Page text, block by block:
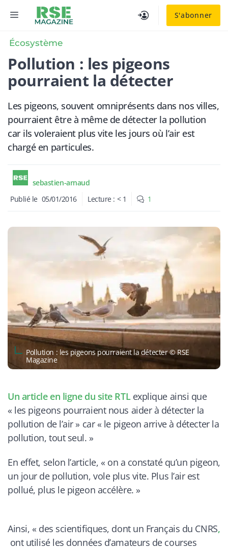
S'abonner
MENU
Écosystème
Pollution : les pigeons
pourraient la détecter
Les pigeons, souvent omniprésents dans nos villes,
pourraient être à même de détecter la pollution
car ils voleraient plus vite les jours où l’air est
chargé en particules.
sebastien-arnaud
Publié le 05/01/2016 Lecture : < 1 1
Pollution : les pigeons pourraient la détecter © RSE
Magazine
Un article en ligne du site RTL explique ainsi que
« les pigeons pourraient nous aider à détecter la
pollution de l’air » car « le pigeon arrive à détecter la
pollution, tout seul. »
En effet, selon l’article, « on a constaté qu’un pigeon,
un jour de pollution, vole plus vite. Plus l’air est
pollué, plus le pigeon accélère. »
Ainsi, « des scientifiques, dont un Français du CNRS,
ont utilisé les données d’amateurs de courses